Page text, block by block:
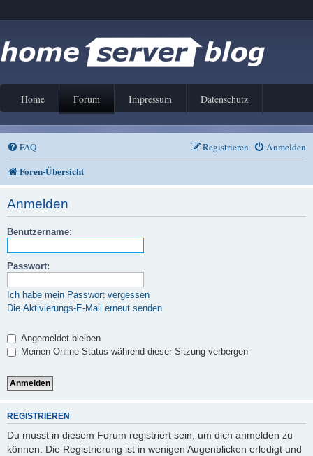
Home Forum Impressum Datenschutz
FAQ Anmelden
Registrieren
Foren-Übersicht
Anmelden
Benutzername:
Passwort:
Ich habe mein Passwort vergessen
Die Aktivierungs-E-Mail erneut senden
Angemeldet bleiben
Meinen Online-Status während dieser Sitzung verbergen
REGISTRIEREN
Du musst in diesem Forum registriert sein, um dich anmelden zu
können. Die Registrierung ist in wenigen Augenblicken erledigt und